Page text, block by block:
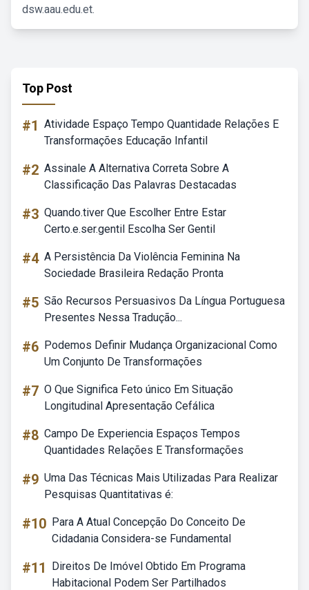
dsw.aau.edu.et.
Top Post
#1 Atividade Espaço Tempo Quantidade Relações E
Transformações Educação Infantil
#2 Assinale A Alternativa Correta Sobre A
Classificação Das Palavras Destacadas
#3 Quando.tiver Que Escolher Entre Estar
Certo.e.ser.gentil Escolha Ser Gentil
#4 A Persistência Da Violência Feminina Na
Sociedade Brasileira Redação Pronta
#5 São Recursos Persuasivos Da Língua Portuguesa
Presentes Nessa Tradução...
#6 Podemos Definir Mudança Organizacional Como
Um Conjunto De Transformações
#7 O Que Significa Feto único Em Situação
Longitudinal Apresentação Cefálica
#8 Campo De Experiencia Espaços Tempos
Quantidades Relações E Transformações
#9 Uma Das Técnicas Mais Utilizadas Para Realizar
Pesquisas Quantitativas é:
#10 Para A Atual Concepção Do Conceito De
Cidadania Considera-se Fundamental
#11
Direitos De Imóvel Obtido Em Programa
Habitacional Podem Ser Partilhados